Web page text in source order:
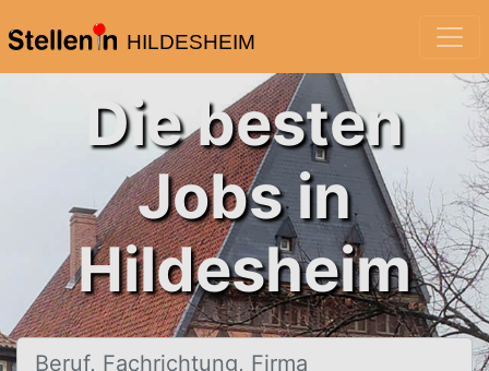
HILDESHEIM
Die besten
Jobs in
Hildesheim
Beruf, Fachrichtung, Firma